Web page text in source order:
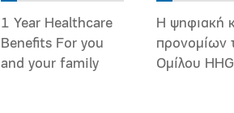
1 Year Healthcare
Benefits For you
and your family
Η ψηφιακή
προνομίων
Ομίλου HHG